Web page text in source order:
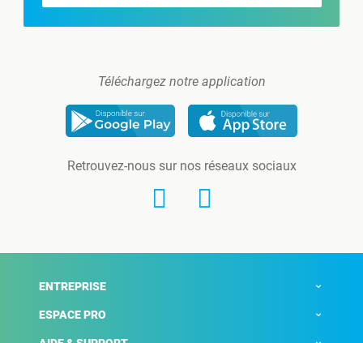
Téléchargez notre application
Retrouvez-nous sur nos réseaux sociaux
ENTREPRISE
ESPACE PRO